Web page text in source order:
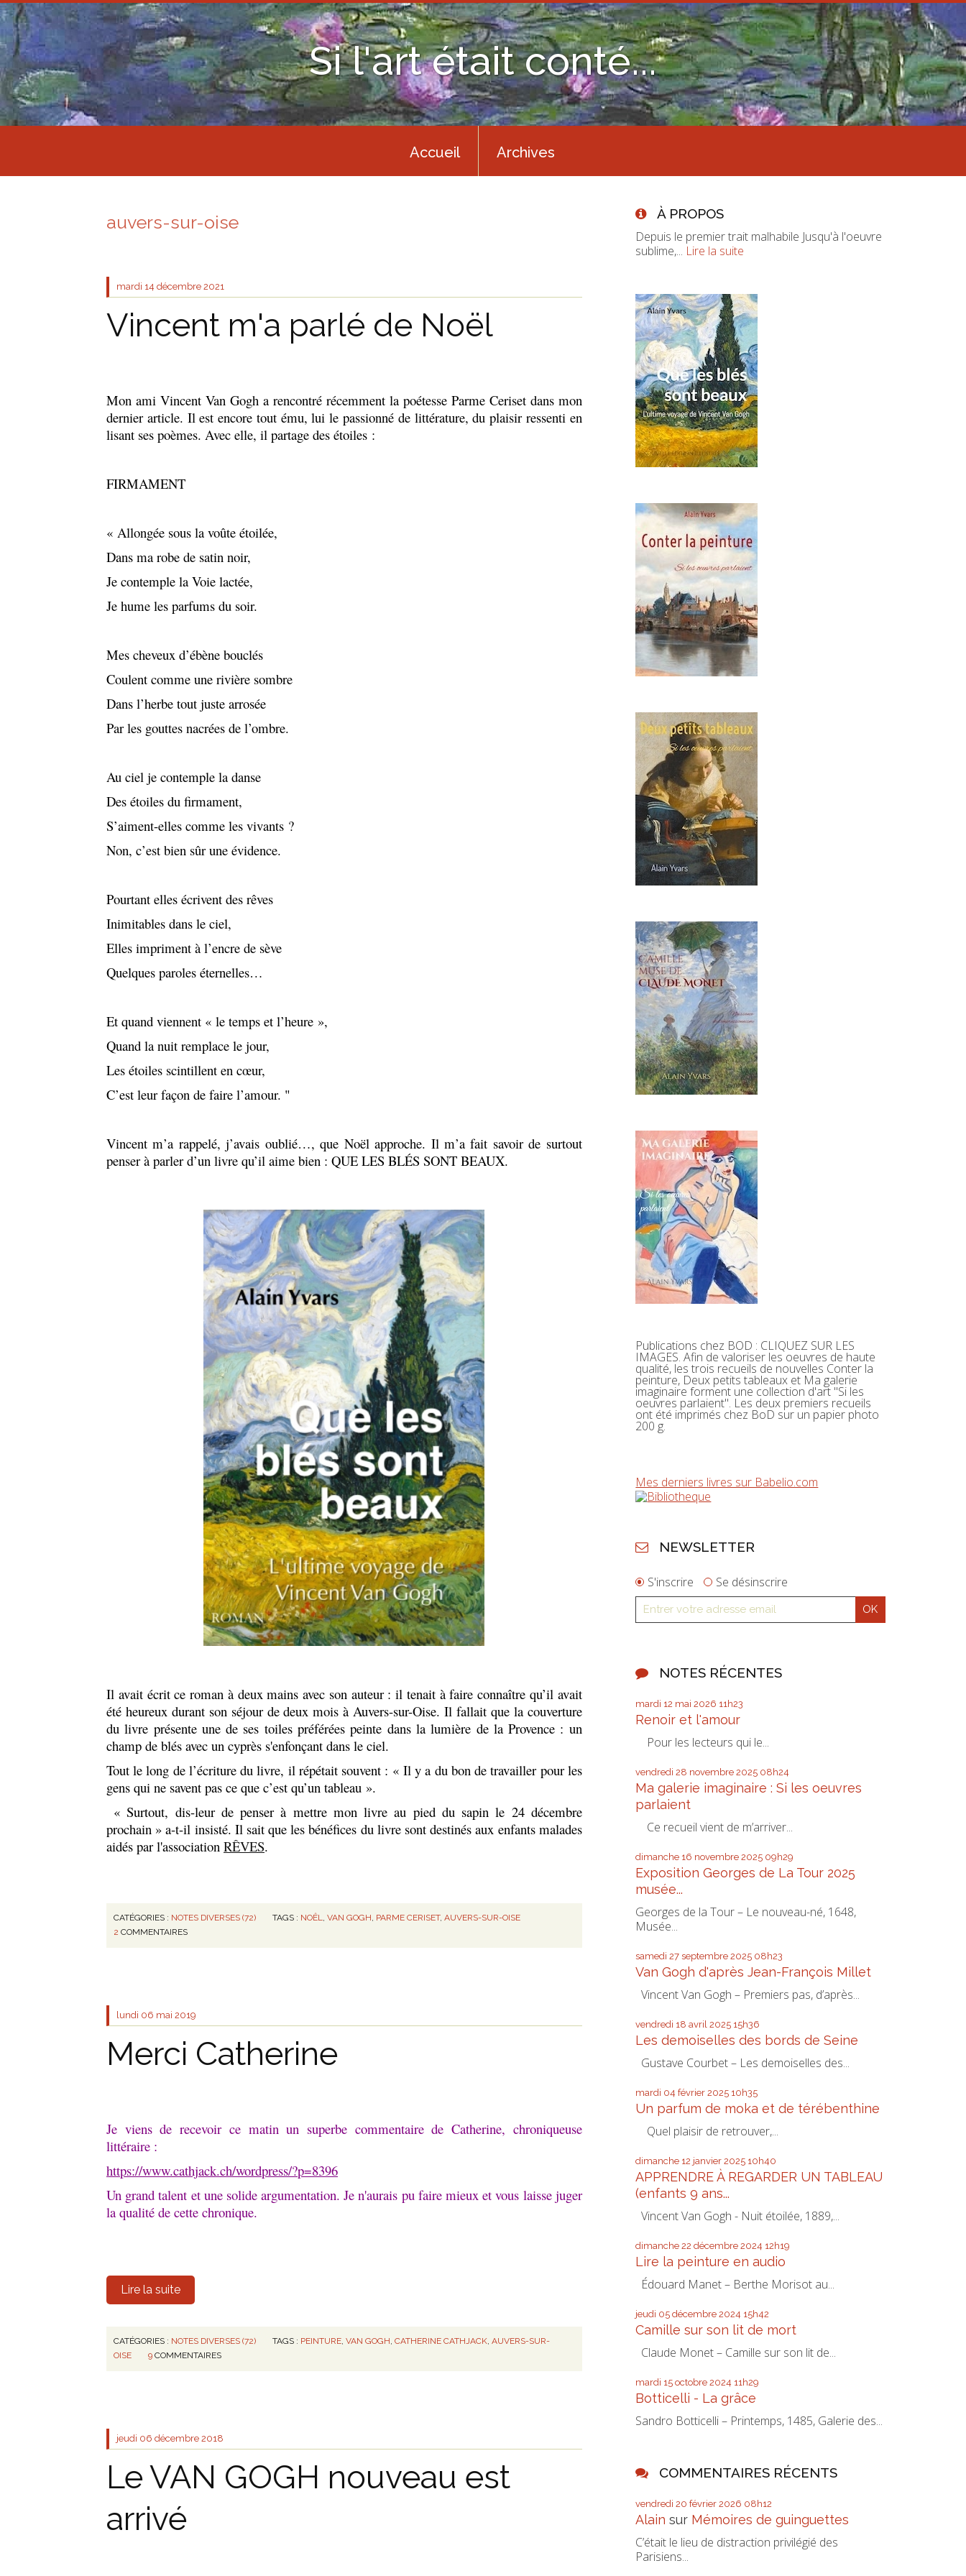
Si l'art était conté...
Accueil Archives
auvers-sur-oise
mardi 14 décembre 2021
Vincent m'a parlé de Noël
Mon ami Vincent Van Gogh a rencontré récemment la poétesse Parme Ceriset dans mon
dernier article. Il est encore tout ému, lui le passionné de littérature, du plaisir ressenti en
lisant ses poèmes. Avec elle, il partage des étoiles :
FIRMAMENT
« Allongée sous la voûte étoilée,
Dans ma robe de satin noir,
Je contemple la Voie lactée,
Je hume les parfums du soir.
Mes cheveux d’ébène bouclés
Coulent comme une rivière sombre
Dans l’herbe tout juste arrosée
Par les gouttes nacrées de l’ombre.
Au ciel je contemple la danse
Des étoiles du firmament,
S’aiment-elles comme les vivants ?
Non, c’est bien sûr une évidence.
Pourtant elles écrivent des rêves
Inimitables dans le ciel,
Elles impriment à l’encre de sève
Quelques paroles éternelles…
Et quand viennent « le temps et l’heure »,
Quand la nuit remplace le jour,
Les étoiles scintillent en cœur,
C’est leur façon de faire l’amour. "
Vincent m’a rappelé, j’avais oublié…, que Noël approche. Il m’a fait savoir de surtout
penser à parler d’un livre qu’il aime bien : QUE LES BLÉS SONT BEAUX.
Il avait écrit ce roman à deux mains avec son auteur : il tenait à faire connaître qu’il avait
été heureux durant son séjour de deux mois à Auvers-sur-Oise. Il fallait que la couverture
du livre présente une de ses toiles préférées peinte dans la lumière de la Provence : un
champ de blés avec un cyprès s'enfonçant dans le ciel.
Tout le long de l’écriture du livre, il répétait souvent : « Il y a du bon de travailler pour les
gens qui ne savent pas ce que c’est qu’un tableau ».
« Surtout, dis-leur de penser à mettre mon livre au pied du sapin le 24 décembre
prochain » a-t-il insisté. Il sait que les bénéfices du livre sont destinés aux enfants malades
aidés par l'association RÊVES.
CATÉGORIES : NOTES DIVERSES (72) TAGS : NOÊL, VAN GOGH, PARME CERISET, AUVERS-SUR-OISE
2 COMMENTAIRES
lundi 06 mai 2019
Merci Catherine
Je viens de recevoir ce matin un superbe commentaire de Catherine, chroniqueuse
littéraire :
https://www.cathjack.ch/wordpress/?p=8396
Un grand talent et une solide argumentation. Je n'aurais pu faire mieux et vous laisse juger
la qualité de cette chronique.
Lire la suite
CATÉGORIES : NOTES DIVERSES (72) TAGS : PEINTURE, VAN GOGH, CATHERINE CATHJACK, AUVERS-SUR-
OISE
9 COMMENTAIRES
jeudi 06 décembre 2018
Le VAN GOGH nouveau est
arrivé
À PROPOS
Depuis le premier trait malhabile Jusqu'à l'oeuvre
sublime,... Lire la suite
Publications chez BOD : CLIQUEZ SUR LES
IMAGES. Afin de valoriser les oeuvres de haute
qualité, les trois recueils de nouvelles Conter la
peinture, Deux petits tableaux et Ma galerie
imaginaire forment une collection d'art "Si les
oeuvres parlaient". Les deux premiers recueils
ont été imprimés chez BoD sur un papier photo
200 g.
Mes derniers livres sur Babelio.com
NEWSLETTER
S'inscrire Se désinscrire
NOTES RÉCENTES
mardi 12 mai 2026 11h23
Renoir et l'amour
Pour les lecteurs qui le...
vendredi 28 novembre 2025 08h24
Ma galerie imaginaire : Si les oeuvres
parlaient
Ce recueil vient de m’arriver...
dimanche 16 novembre 2025 09h29
Exposition Georges de La Tour 2025
musée...
Georges de la Tour – Le nouveau-né, 1648,
Musée...
samedi 27 septembre 2025 08h23
Van Gogh d'après Jean-François Millet
Vincent Van Gogh – Premiers pas, d’après...
vendredi 18 avril 2025 15h36
Les demoiselles des bords de Seine
Gustave Courbet – Les demoiselles des...
mardi 04 février 2025 10h35
Un parfum de moka et de térébenthine
Quel plaisir de retrouver,...
dimanche 12 janvier 2025 10h40
APPRENDRE À REGARDER UN TABLEAU
(enfants 9 ans...
Vincent Van Gogh - Nuit étoilée, 1889,...
dimanche 22 décembre 2024 12h19
Lire la peinture en audio
Édouard Manet – Berthe Morisot au...
jeudi 05 décembre 2024 15h42
Camille sur son lit de mort
Claude Monet – Camille sur son lit de...
mardi 15 octobre 2024 11h29
Botticelli - La grâce
Sandro Botticelli – Printemps, 1485, Galerie des...
COMMENTAIRES RÉCENTS
vendredi 20 février 2026 08h12
Alain sur Mémoires de guinguettes
C’était le lieu de distraction privilégié des
Parisiens...